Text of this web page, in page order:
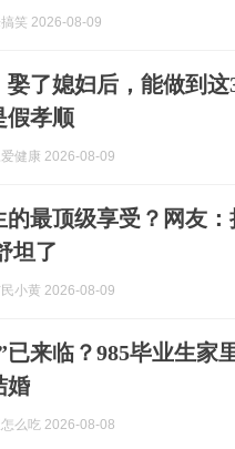
搞笑 2026-08-09
娶了媳妇后，能做到
假孝顺
健康 2026-08-09
的最顶级享受？网友
坦了
小黄 2026-08-09
已来临？985毕业生家
婚
么吃 2026-08-08